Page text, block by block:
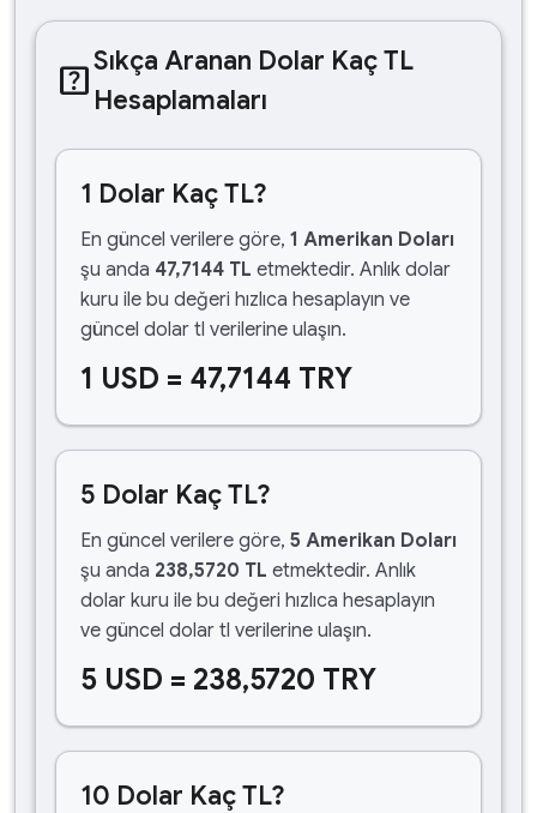
help_centerSıkça Aranan Dolar Kaç TL
Hesaplamaları
1 Dolar Kaç TL?
En güncel verilere göre, 1 Amerikan Doları
şu anda 47,7144 TL etmektedir. Anlık dolar
kuru ile bu değeri hızlıca hesaplayın ve
güncel dolar tl verilerine ulaşın.
1 USD = 47,7144 TRY
5 Dolar Kaç TL?
En güncel verilere göre, 5 Amerikan Doları
şu anda 238,5720 TL etmektedir. Anlık
dolar kuru ile bu değeri hızlıca hesaplayın
ve güncel dolar tl verilerine ulaşın.
5 USD = 238,5720 TRY
10 Dolar Kaç TL?